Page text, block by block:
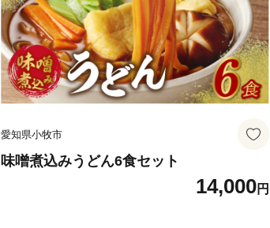
愛知県小牧市
味噌煮込みうどん6食セット
14,000円